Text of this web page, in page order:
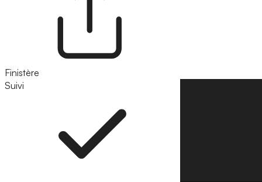
Finistère
Suivi